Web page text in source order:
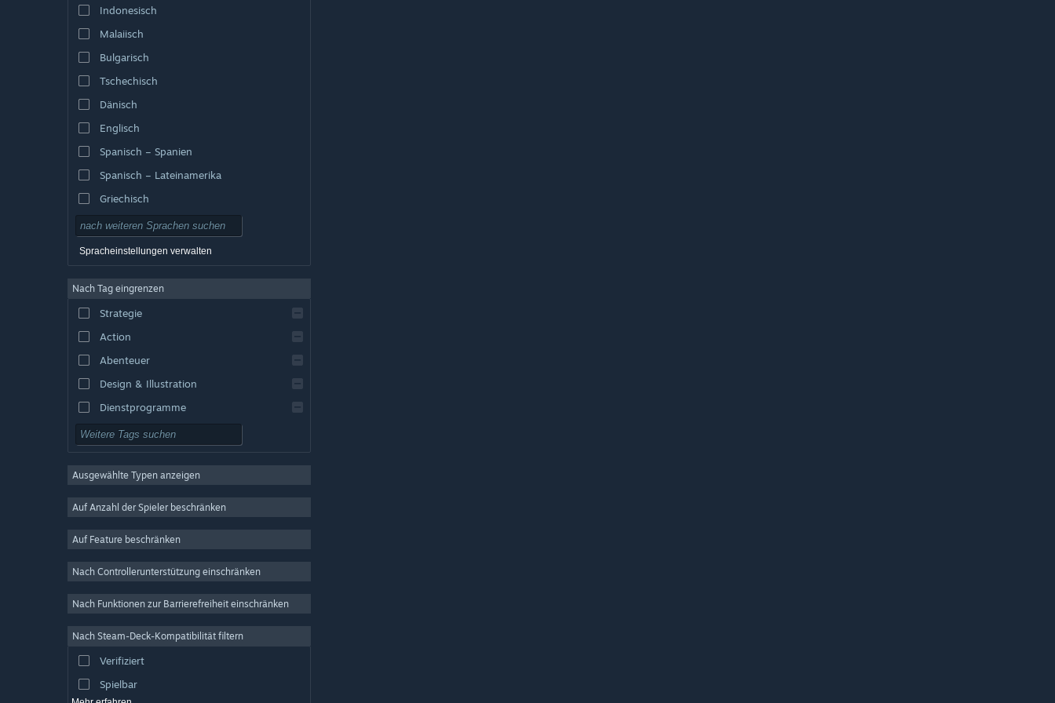
Indonesisch
Malaiisch
Bulgarisch
Tschechisch
Dänisch
Englisch
Spanisch – Spanien
Spanisch – Lateinamerika
Griechisch
Spracheinstellungen verwalten
Nach Tag eingrenzen
Strategie
Action
Abenteuer
Design & Illustration
Dienstprogramme
Kostenlos spielbar
MMO
Indie
Simulation
Videoproduktion
Fotobearbeitung
Ausgewählte Typen anzeigen
Auf Anzahl der Spieler beschränken
Auf Feature beschränken
Nach Controllerunterstützung einschränken
Nach Funktionen zur Barrierefreiheit einschränken
Nach Steam-Deck-Kompatibilität filtern
Verifiziert
Spielbar